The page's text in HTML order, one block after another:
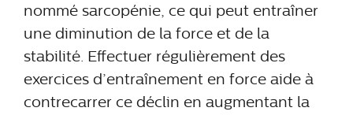
nommé sarcopénie, ce qui peut entraîner
une diminution de la force et de la
stabilité. Effectuer régulièrement des
exercices d’entraînement en force aide à
contrecarrer ce déclin en augmentant la